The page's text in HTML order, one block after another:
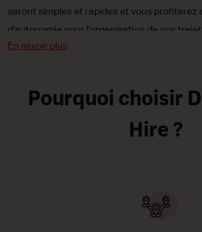
seront simples et rapides et vous profiterez
d’autonomie pour l’organisation de vos
Paris Porte Maillot Downtown vous propose
automatique ou manuelle. Et à des tarifs
que vos déplacements à n’obèrent pas
votre voiture de location Dollar Car Rental à
En savoir plus
Pourquoi choisir
Hire ?